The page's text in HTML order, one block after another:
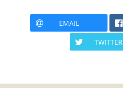
EMAIL
TWITTER